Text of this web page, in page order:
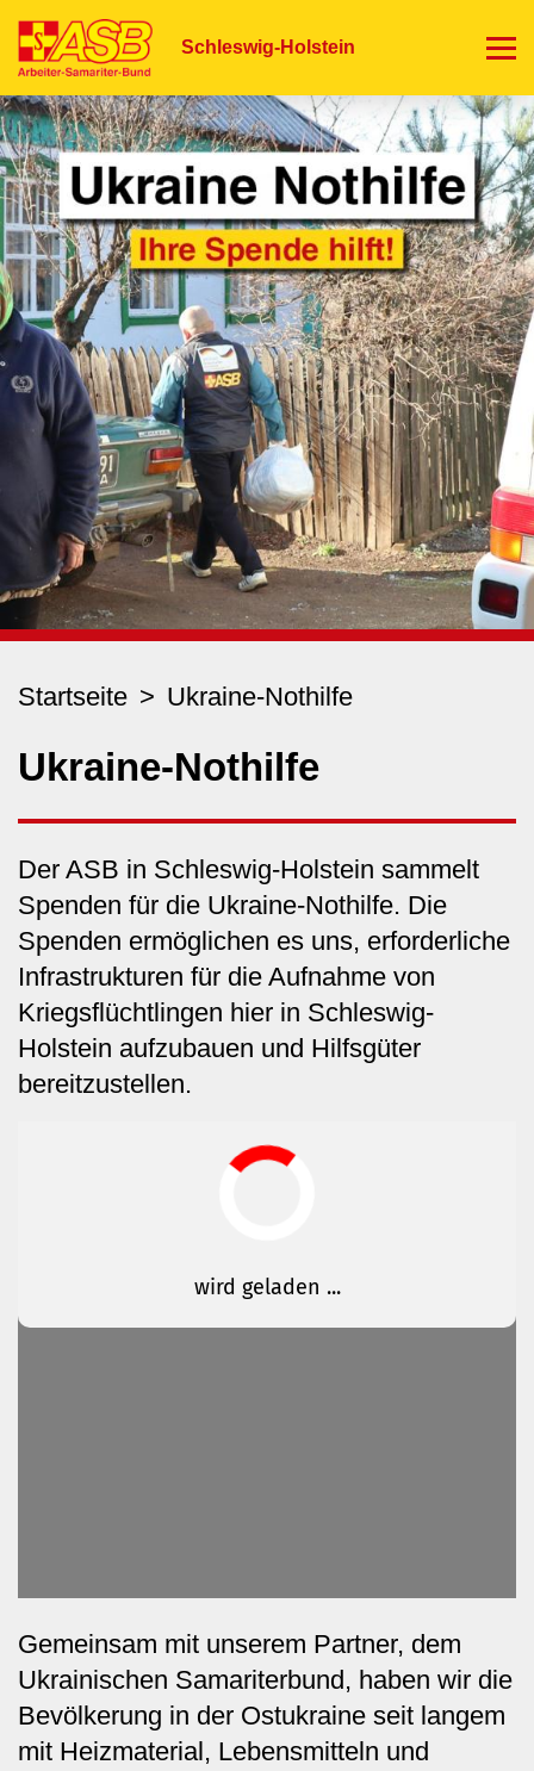
zum
Schleswig-Holstein
Startseite Ukraine-Nothilfe
Ukraine-Nothilfe
Der ASB in Schleswig-Holstein sammelt
Spenden für die Ukraine-Nothilfe. Die
Spenden ermöglichen es uns, erforderliche
Infrastrukturen für die Aufnahme von
Kriegsflüchtlingen hier in Schleswig-
Holstein aufzubauen und Hilfsgüter
bereitzustellen.
Gemeinsam mit unserem Partner, dem
Ukrainischen Samariterbund, haben wir die
Bevölkerung in der Ostukraine seit langem
mit Heizmaterial, Lebensmitteln und